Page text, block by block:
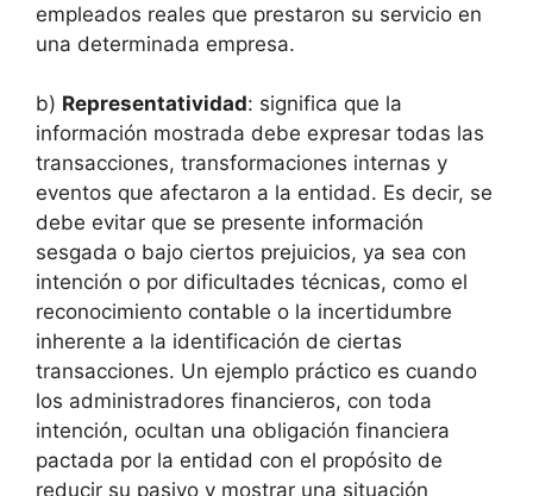
empleados reales que prestaron su servicio en
una determinada empresa.
b) Representatividad: significa que la
información mostrada debe expresar todas las
transacciones, transformaciones internas y
eventos que afectaron a la entidad. Es decir, se
debe evitar que se presente información
sesgada o bajo ciertos prejuicios, ya sea con
intención o por dificultades técnicas, como el
reconocimiento contable o la incertidumbre
inherente a la identificación de ciertas
transacciones. Un ejemplo práctico es cuando
los administradores financieros, con toda
intención, ocultan una obligación financiera
pactada por la entidad con el propósito de
reducir su pasivo y mostrar una situación